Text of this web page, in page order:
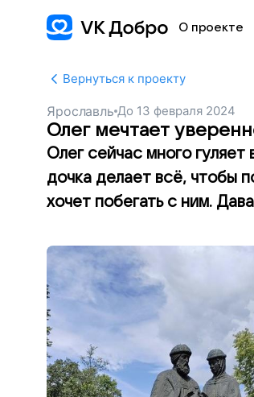
О проекте
Вернуться к проекту
Ярославль До 13 февраля 2024
Олег мечтает
Олег сейчас много гуляет
дочка делает всё, чтобы
хочет побегать с ним.